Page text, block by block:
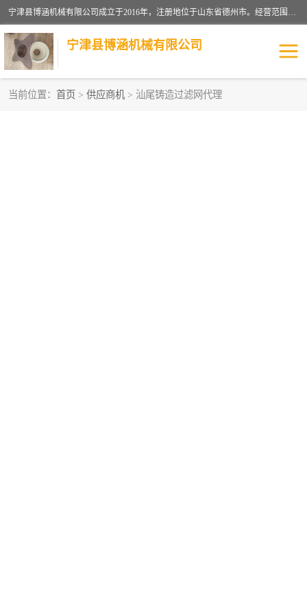
宁津县博涵机械有限公司成立于2016年，注册地位于山东省德州市。经营范围包括：机械设备研发、生产及销售，铸造用造型材料生产、销售，玻璃纤维及制品制造、销售，汽车零配件零售，机械零件、零部件加工，机械零件、零部件销售等；主要产品有：纤维过滤网,陶瓷过滤器,泡沫陶瓷过滤器,耐高温纤维过滤器,铸铁过滤器,铸铜过滤网,铸铝过滤网,铝轮毂过滤网,高效过滤网,高效陶瓷过滤网,高效纤维过滤网。
宁津县博涵机械有限公司
当前位置： 首页 > 供应商机 > 汕尾铸造过滤网代理